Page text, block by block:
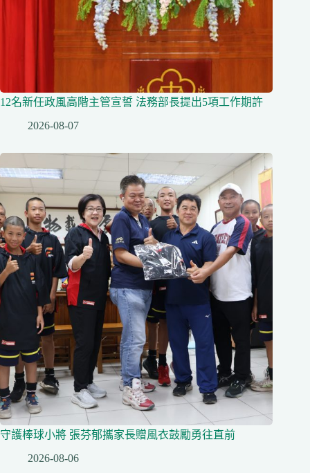
12名新任政風高階主管宣誓 法務部長提出5項工作期許
2026-08-07
守護棒球小將 張芬郁攜家長贈風衣鼓勵勇往直前
2026-08-06